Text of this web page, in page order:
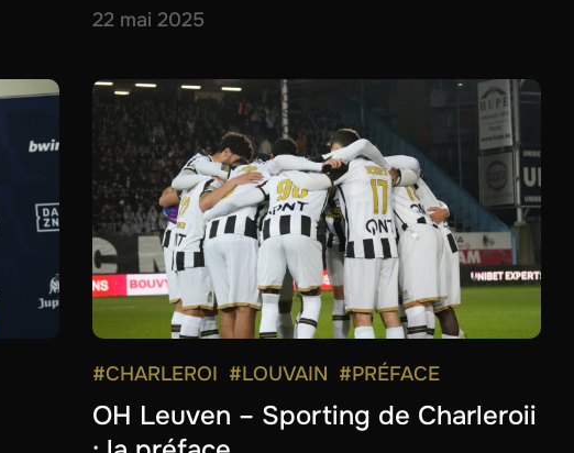
22 mai 2025
#CHARLEROI #LOUVAIN #PRÉFACE
OH Leuven – Sporting de Charleroii